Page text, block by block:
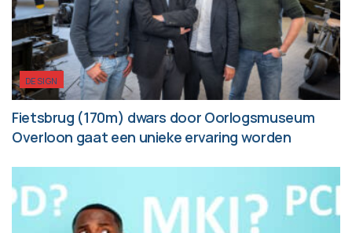
DESIGN
Fietsbrug (170m) dwars door Oorlogsmuseum
Overloon gaat een unieke ervaring worden